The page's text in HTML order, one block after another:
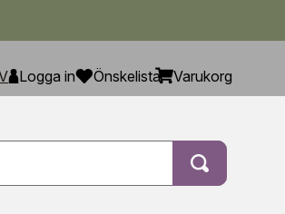
Logga in Önskelista Varukorg